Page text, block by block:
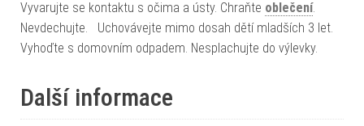
Vyvarujte se kontaktu s očima a ústy. Chraňte oblečení.
Nevdechujte. Uchovávejte mimo dosah dětí mladších 3 let.
Vyhoďte s domovním odpadem. Nesplachujte do výlevky.
Další informace